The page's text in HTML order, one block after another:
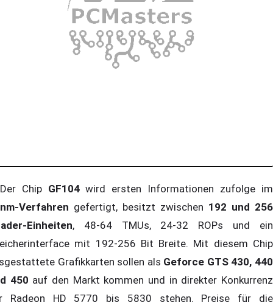
Chip GF104wird ersten Informationen zufolge im
Verfahren gefertigt, besitzt zwischen 192 und 256
Einheiten, 48-64 TMUs, 24-32 ROPs und ein
mit 192-256 Bit Breite. Mit diesem Chip
Grafikkarten sollen als Geforce GTS 430, 440
450 auf den Markt kommen und in direkter Konkurrenz
Radeon HD 5770 bis 5830 stehen. Preise für die